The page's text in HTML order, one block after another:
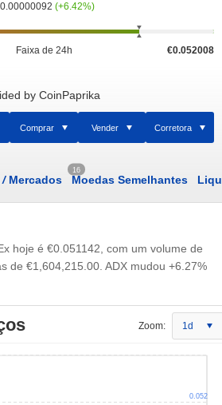
(+6.42%)
Faixa de 24h €0.052008
by CoinPaprika
Comprar Vender Corretora
/Mercados
16
Moedas Semelhantes
hoje é €0.051142 , com um volume de
de €1,604,215.00 . ADX mudou +6.27%
Zoom: 1d
0.052